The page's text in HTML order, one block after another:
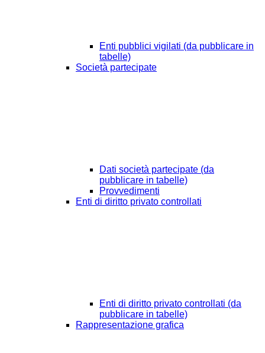
Enti pubblici vigilati (da pubblicare in
tabelle)
Società partecipate
Dati società partecipate (da
pubblicare in tabelle)
Provvedimenti
Enti di diritto privato controllati
Enti di diritto privato controllati (da
pubblicare in tabelle)
Rappresentazione grafica